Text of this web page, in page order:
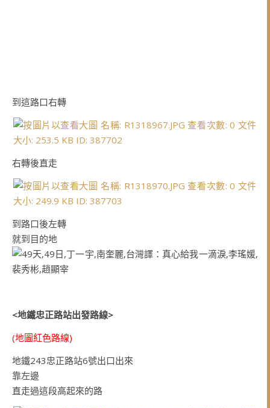
到這路口右轉
右轉後直走
到路口後左轉
就到目的地
<地鐵忠正路站出發路線>
(地圖紅色路線)
地鐵243忠正路站6號出口出來
靠左邊
直走過這段高起來的路